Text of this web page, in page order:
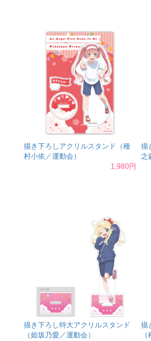
描き下ろしアクリルスタンド（種
村小依／運動会）
1,980円
描
之
描き下ろし特大アクリルスタンド
（姫坂乃愛／運動会）
描